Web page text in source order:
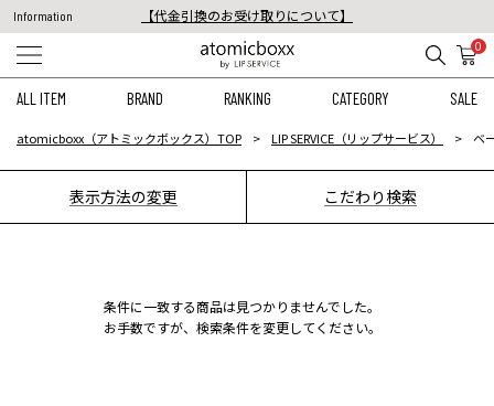
Information
【代金引換のお受け取りについて】
税込11,000円以上のご注文で送料無料！
0
ALL ITEM BRAND RANKING CATEGORY SALE
atomicboxx（アトミックボックス）TOP LIP SERVICE（リップサービス） ベ
表示方法の変更 こだわり検索
条件に一致する商品は見つかりませんでした。
お手数ですが、検索条件を変更してください。